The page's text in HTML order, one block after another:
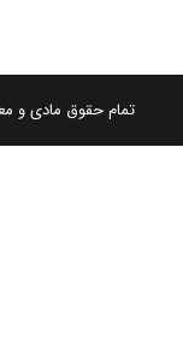
تمام حقوق مادی و